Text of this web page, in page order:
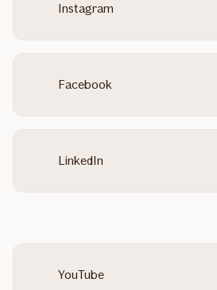
Instagram
Facebook
LinkedIn
YouTube